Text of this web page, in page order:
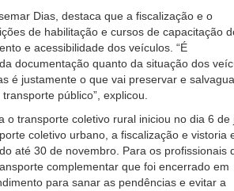
Dias, destaca que a fiscalização e o
de habilitação e cursos de capacitação
e acessibilidade dos veículos. “É
documentação quanto da situação dos
é justamente o que vai preservar e
público”, explicou.
o transporte coletivo rural iniciou no dia 6 de
coletivo urbano, a fiscalização e vistoria
até 30 de novembro. Para os profissionais
complementar que foi encerrado em
para sanar as pendências e evitar a